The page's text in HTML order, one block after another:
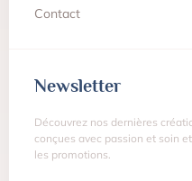
Contact
Newsletter
Découvrez nos dernières
conçues avec passion et soin
les promotions.